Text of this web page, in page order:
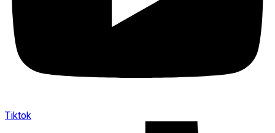
Tiktok